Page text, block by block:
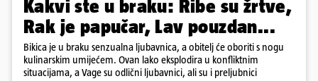
Kakvi ste u braku: Ribe su žrtve,
Rak je papučar, Lav pouzdan...
Bikica je u braku senzualna ljubavnica, a obitelj će oboriti s nogu
kulinarskim umijećem. Ovan lako eksplodira u konfliktnim
situacijama, a Vage su odlični ljubavnici, ali su i preljubnici